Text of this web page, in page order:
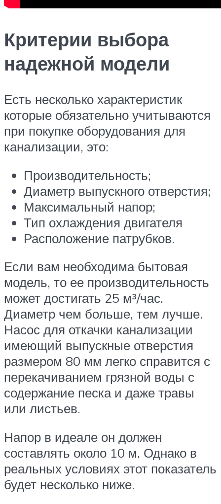
Критерии выбора
надежной модели
Есть несколько характеристик
которые обязательно учитываются
при покупке оборудования для
канализации, это:
Производительность;
Диаметр выпускного отверстия;
Максимальный напор;
Тип охлаждения двигателя
Расположение патрубков.
Если вам необходима бытовая
модель, то ее производительность
может достигать 25 м³/час.
Диаметр чем больше, тем лучше.
Насос для откачки канализации
имеющий выпускные отверстия
размером 80 мм легко справится с
перекачиванием грязной воды с
содержание песка и даже травы
или листьев.
Напор в идеале он должен
составлять около 10 м. Однако в
реальных условиях этот показатель
будет несколько ниже.